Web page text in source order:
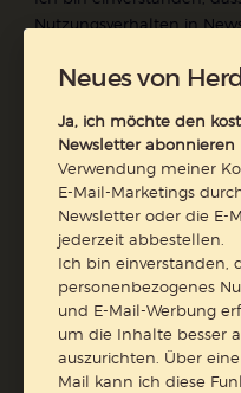
Nutzungsverhalten in
meine Interessen
ausschalten.
Weiterführende
Datenschutzhinweisen.
E-Mail
Neues von
Ja, ich möchte den
Newsletter abonnieren
Verwendung meiner
E-Mail-Marketings
Newsletter oder die E-
jederzeit abbestellen.
Ich bin einverstanden,
personenbezogenes
und E-Mail-Werbung
um die Inhalte besser
auszurichten. Über
Mail kann ich diese